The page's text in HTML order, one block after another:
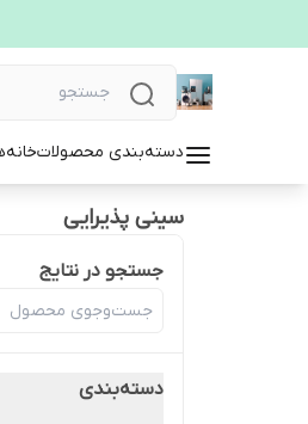
دسته‌بندی محصولاتخانه
سینی پذیرایی
جستجو در نتایج
دسته‌بندی